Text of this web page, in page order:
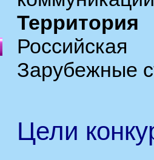
Зарубежные
Цели